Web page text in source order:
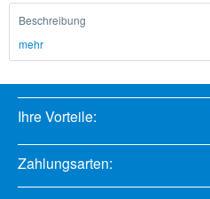
Beschreibung
mehr
Ihre Vorteile:
Zahlungsarten: